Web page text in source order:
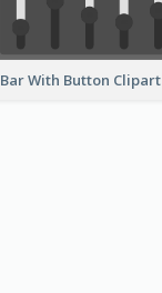
Bar With Button Clipart